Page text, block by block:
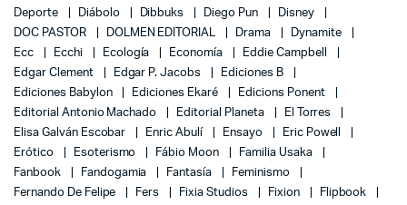
Deporte
Diábolo Dibbuks Diego Pun
Disney
DOC PASTOR
DOLMEN EDITORIAL Drama
Dynamite
Ecc
Ecchi Ecología Economía
Eddie Campbell
Edgar Clement
Edgar P. Jacobs
Ediciones B
Ediciones Babylon
Ediciones Ekaré
Edicions Ponent
Editorial Antonio Machado
Editorial Planeta
El Torres
Elisa Galván Escobar
Enric Abulí Ensayo
Eric Powell
Erótico
Esoterismo Fábio Moon
Familia Usaka
Fanbook
Fandogamia Fantasía
Feminismo
Fernando De Felipe
Fers Fixia Studios Fixion
Flipbook